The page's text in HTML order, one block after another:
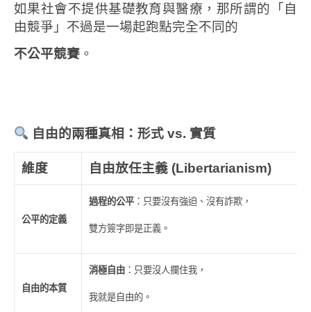
如果社會不提供基礎教育與醫療，那所謂的「自
由競爭」不過是一場起跑點完全不同的
不公平競賽 。
自由的兩種真相：形式 vs. 實質
維度 自由放任主義 (Libertarianism)
公平的定義
過程的公平：只要沒有強迫、沒有詐欺，
雙方簽字即是正義。
自由的本質
消極自由 ：只要沒人攔住我，
我就是自由的。